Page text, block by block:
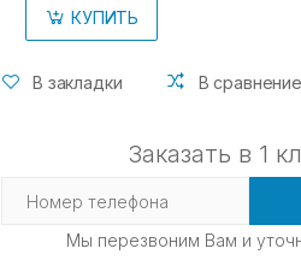
КУПИТЬ
В закладки В сравнение
Заказать в 1
Мы перезвоним Вам и